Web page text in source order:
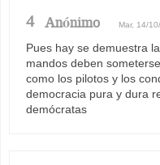
4 Anónimo Mar, 14/
Pues hay se demuestra
mandos deben
como los pilotos y los
democracia pura y dura
demócratas